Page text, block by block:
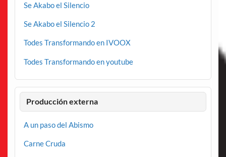
Se Akabo el Silencio
Se Akabo el Silencio 2
Todes Transformando en IVOOX
Todes Transformando en youtube
Producción externa
A un paso del Abismo
Carne Cruda